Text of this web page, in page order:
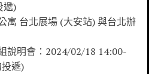
遞)
寓 台北展場 (大安站) 與台北辦
說明會：2024/02/18 14:00-
遞)